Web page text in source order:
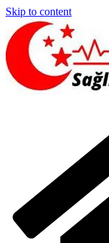
Skip to content